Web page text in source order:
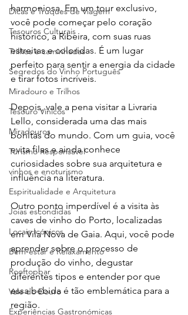
Dicas e Truques de Viagem
Tesouros Culturais
Trilhos e caminhadas
Segredos do Vinho Português
Miradouro e Trilhos
Tesouro Vínicos
Miradouros
Turismo Responsável
vinhos e enoturismo
Espiritualidade e Arquitetura
Joias escondidas
Locais Icónicos
Bem-estar e Relaxamento
Rooftopbar
Vale do Douro
Experiências Gastronómicas
harmoniosa. Em um tour exclusivo,
você pode começar pelo coração
histórico, a Ribeira, com suas ruas
estreitas e coloridas. É um lugar
perfeito para sentir a energia da cidade
e tirar fotos incríveis.
Depois, vale a pena visitar a Livraria
Lello, considerada uma das mais
bonitas do mundo. Com um guia, você
evita filas e ainda conhece
curiosidades sobre sua arquitetura e
influência na literatura.
Outro ponto imperdível é a visita às
caves de vinho do Porto, localizadas
em Vila Nova de Gaia. Aqui, você pode
aprender sobre o processo de
produção do vinho, degustar
diferentes tipos e entender por que
essa bebida é tão emblemática para a
região.